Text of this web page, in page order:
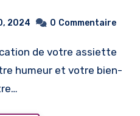
2024 0 Commentaire
humeur et votre bien-